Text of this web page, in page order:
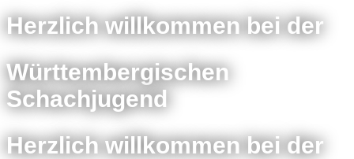
Herzlich willkommen bei der
Württembergischen
Schachjugend
Herzlich willkommen bei der